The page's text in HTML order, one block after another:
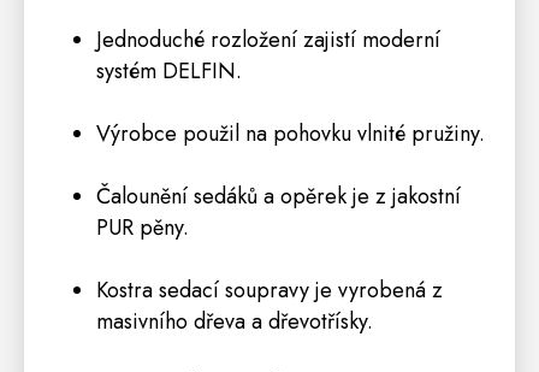
Jednoduché rozložení zajistí moderní
systém DELFIN.
Výrobce použil na pohovku vlnité pružiny.
Čalounění sedáků a opěrek je z jakostní
PUR pěny.
Kostra sedací soupravy je vyrobená z
masivního dřeva a dřevotřísky.